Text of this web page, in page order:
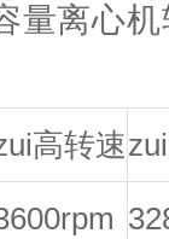
量离心
高转速